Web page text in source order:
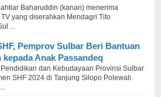
Baharuddin (kanan) menerima
yang diserahkan Mendagri Tito
...
Pemprov Sulbar Beri Bantuan
kepada Anak Passandeq
dan Kebudayaan Provinsi Sulbar
SHF 2024 di Tanjung Silopo Polewali.